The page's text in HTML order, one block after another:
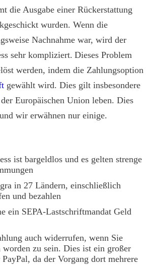
die Ausgabe einer Rückerstattung
wurden. Wenn die
Nachnahme war, wird der
sehr kompliziert. Dieses Problem
werden, indem die Zahlungsoption
gewählt wird. Dies gilt insbesondere
Europäischen Union leben. Dies
wir erwähnen nur einige.
ist bargeldlos und es gelten strenge
in 27 Ländern, einschließlich
und bezahlen
ein SEPA-Lastschriftmandat Geld
auch widerrufen, wenn Sie
worden zu sein. Dies ist ein großer
da der Vorgang dort mehrere